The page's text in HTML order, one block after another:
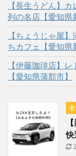
【長生うどん】
列の名店【愛知県
【ちょうじゃ屋
ちカフェ【愛知県
【伊藤珈琲店】
【愛知県蒲郡市】
快